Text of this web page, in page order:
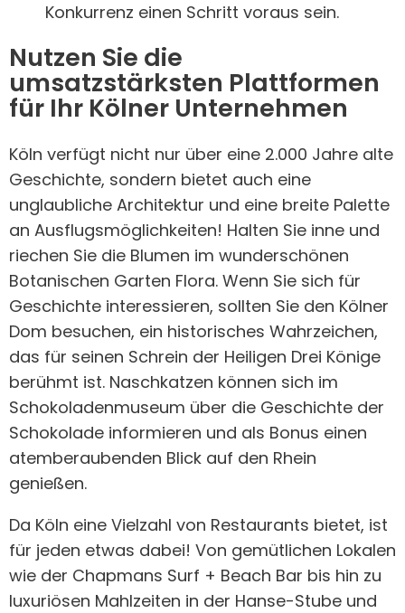
Konkurrenz einen Schritt voraus sein.
Nutzen Sie die
umsatzstärksten Plattformen
für Ihr Kölner Unternehmen
Köln verfügt nicht nur über eine 2.000 Jahre alte
Geschichte, sondern bietet auch eine
unglaubliche Architektur und eine breite Palette
an Ausflugsmöglichkeiten! Halten Sie inne und
riechen Sie die Blumen im wunderschönen
Botanischen Garten Flora. Wenn Sie sich für
Geschichte interessieren, sollten Sie den Kölner
Dom besuchen, ein historisches Wahrzeichen,
das für seinen Schrein der Heiligen Drei Könige
berühmt ist. Naschkatzen können sich im
Schokoladenmuseum über die Geschichte der
Schokolade informieren und als Bonus einen
atemberaubenden Blick auf den Rhein
genießen.
Da Köln eine Vielzahl von Restaurants bietet, ist
für jeden etwas dabei! Von gemütlichen Lokalen
wie der Chapmans Surf + Beach Bar bis hin zu
luxuriösen Mahlzeiten in der Hanse-Stube und